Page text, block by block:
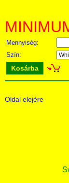
Mennyiség:
Szín:
Kosárba
Oldal elejére